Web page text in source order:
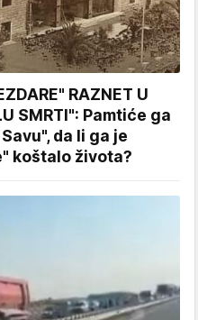
RAZNET U
SMRTI": Pamtiće ga
da li ga je
koštalo života?